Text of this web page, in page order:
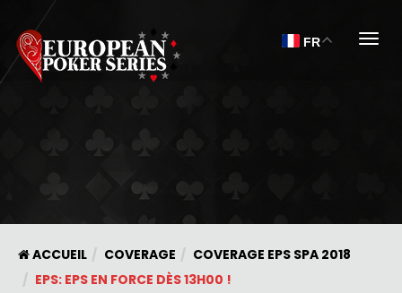
FR
ACCUEIL COVERAGE
COVERAGE EPS SPA 2018
EPS: EPS EN FORCE DÈS 13H00 !